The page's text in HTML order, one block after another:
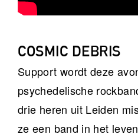
COSMIC DEBRIS
Support wordt deze
psychedelische
drie heren uit Leiden
ze een band in het